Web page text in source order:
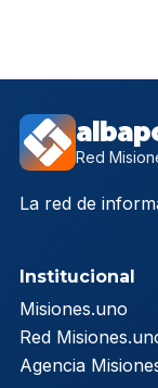
Red
La red de
Institucional
Misiones.uno
Red
Agencia